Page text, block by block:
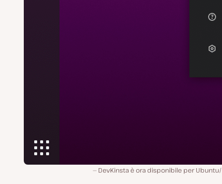
DevKinsta è ora disponibile per